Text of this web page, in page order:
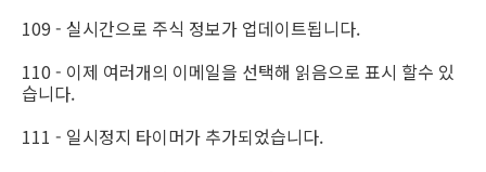
109 - 실시간으로 주식 정보가 업데이트됩니다.
110 - 이제 여러개의 이메일을 선택해 읽음으로 표시 할수 있
습니다.
111 - 일시정지 타이머가 추가되었습니다.